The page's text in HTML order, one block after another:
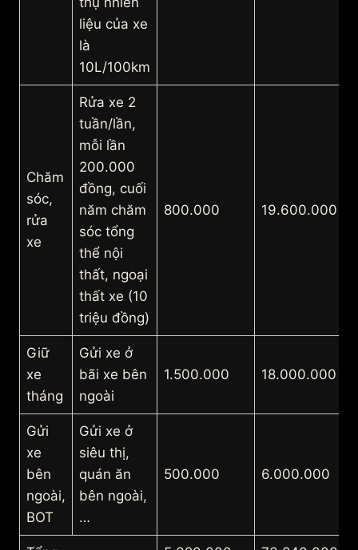
liệu của xe
là
10L/100km
Chăm
sóc,
rửa
xe
Rửa xe 2
tuần/lần,
mỗi lần
200.000
đồng, cuối
năm chăm
sóc tổng
thể nội
thất, ngoại
thất xe (10
triệu đồng)
800.000 19.600.000
Giữ
xe
tháng
Gửi xe ở
bãi xe bên
ngoài
1.500.000 18.000.000
Gửi
xe
bên
ngoài,
BOT
Gửi xe ở
siêu thị,
quán ăn
bên ngoài,
…
500.000 6.000.000